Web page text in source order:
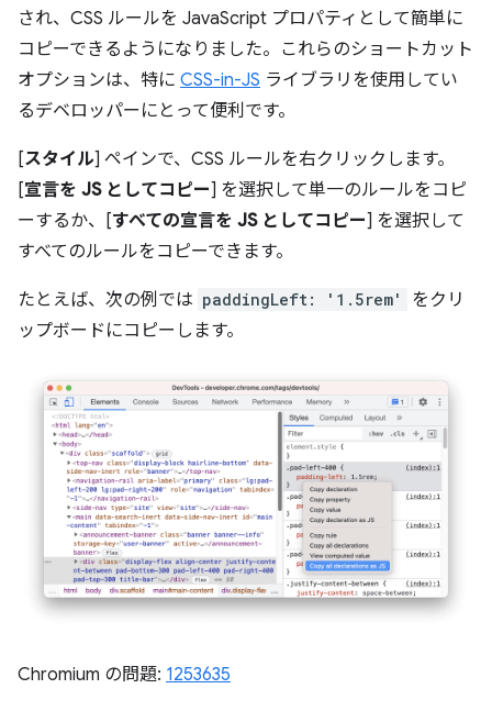
され、CSS ルールを JavaScript プロパティとして簡単に
コピーできるようになりました。これらのショートカット
オプションは、特に CSS-in-JS ライブラリを使用してい
るデベロッパーにとって便利です。
[スタイル] ペインで、CSS ルールを右クリックします。
[宣言を JS としてコピー] を選択して単一のルールをコピ
ーするか、[すべての宣言を JS としてコピー] を選択して
すべてのルールをコピーできます。
たとえば、次の例では paddingLeft: '1.5rem'
をクリ
ップボードにコピーします。
Chromium の問題: 1253635